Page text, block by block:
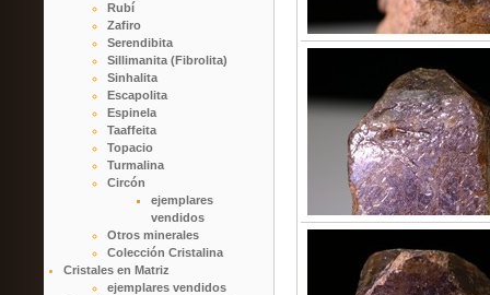
Rubí
Zafiro
Serendibita
Sillimanita (Fibrolita)
Sinhalita
Escapolita
Espinela
Taaffeita
Topacio
Turmalina
Circón
ejemplares
vendidos
Otros minerales
Colección Cristalina
Cristales en Matriz
ejemplares vendidos